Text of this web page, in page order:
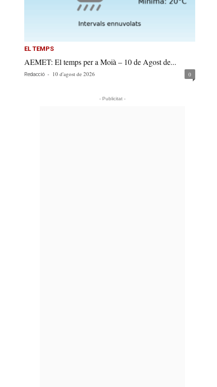
EL TEMPS
AEMET: El temps per a Moià – 10 de Agost de...
Redacció - 10 d'agost de 2026 0
- Publicitat -